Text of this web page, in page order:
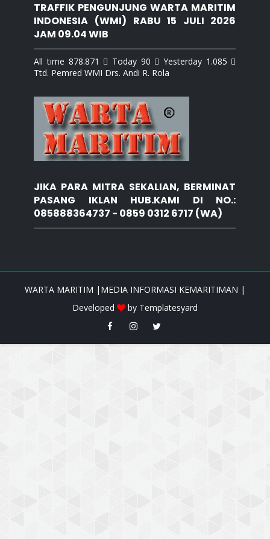
TRAFFIK PENGUNJUNG WARTA MARITIM
INDONESIA (WMI) RABU 15 JULI 2026
JAM 09.04 WIB
All time 878.871  Today 90  Yesterday 1.085 
Ttd. Pemred WMI Drs. Andi R. Rola
JIKA PARA MITRA SEKALIAN, BERMINAT
PASANG IKLAN HUB.KAMI DI NO.:
085888364737 - 0859 0312 6717 (WA)
WARTA MARITIM |MEDIA INFORMASI KEMARITIMAN |
Developed
by Templatesyard